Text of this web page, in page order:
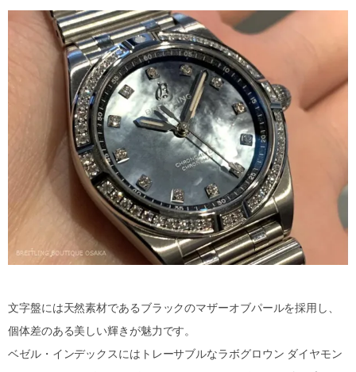
文字盤には天然素材であるブラックのマザーオブパールを採用し、
個体差のある美しい輝きが魅力です。
ベゼル・インデックスにはトレーサブルなラボグロウン ダイヤモン